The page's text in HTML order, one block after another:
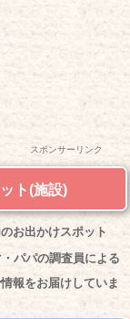
スポンサーリンク
ト(施設)
お出かけスポット
パパの調査員による
報をお届けしていま